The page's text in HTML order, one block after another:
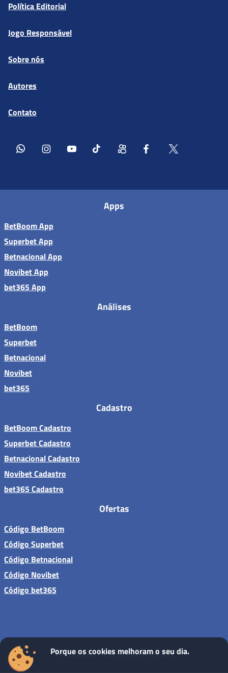
Política Editorial
Jogo Responsável
Sobre nós
Autores
Contato
Apps
BetBoom App
Superbet App
Betnacional App
Novibet App
bet365 App
Análises
BetBoom
Superbet
Betnacional
Novibet
bet365
Cadastro
BetBoom Cadastro
Superbet Cadastro
Betnacional Cadastro
Novibet Cadastro
bet365 Cadastro
Ofertas
Código BetBoom
Código Superbet
Código Betnacional
Código Novibet
Código bet365
Sites de apostas - Todos os direitos reservados
Porque os cookies melhoram o seu dia.